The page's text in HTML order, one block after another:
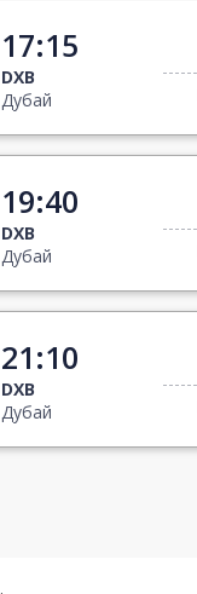
17:15
DXB
Дубай
19:40
DXB
Дубай
21:10
DXB
Дубай
.